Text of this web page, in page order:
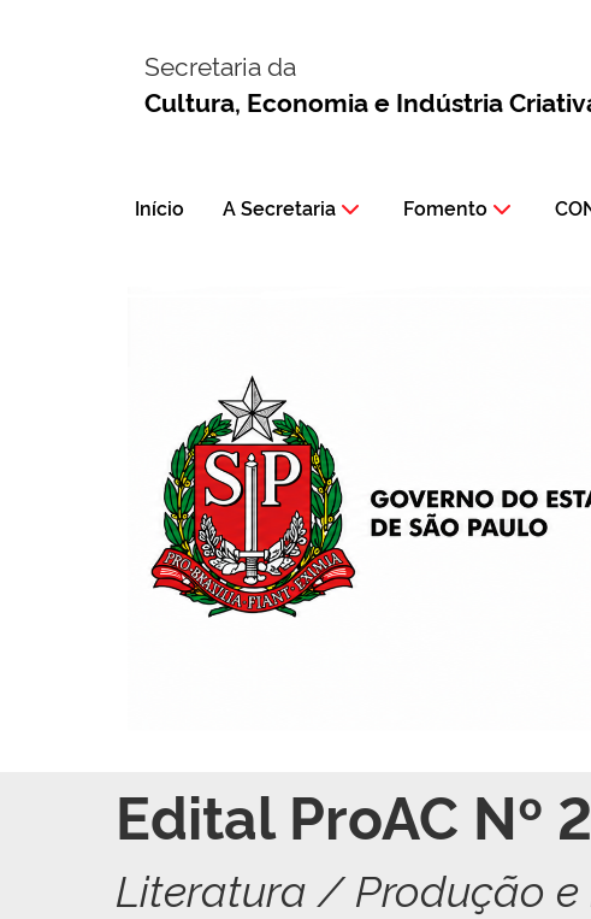
Secretaria da
Cultura, Economia e Indústria
Início A Secretaria Fomento
Edital ProAC Nº
Literatura / Produção e